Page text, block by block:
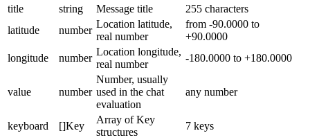
title
string Message title
255 characters
latitude
number
Location latitude,
real number
from -90.0000 to
+90.0000
longitude
number
Location longitude,
real number
-180.0000 to +180.0000
value number
Number, usually
used in the chat
evaluation
any number
keyboard []Key
Array of Key
structures
7 keys